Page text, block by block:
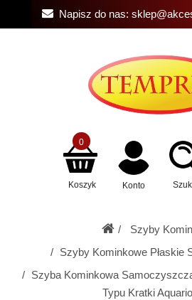
Napisz do nas:
Koszyk
0
Konto
Szyby
Szyby Kominkowe Płaskie
Szyba Kominkowa
Typu Kratki